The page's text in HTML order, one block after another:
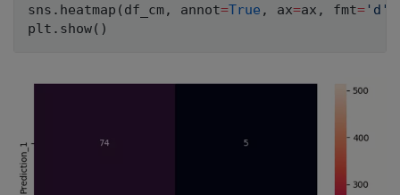
sns . heatmap ( df_cm, annot=True , ax=ax , fmt= 'd'
plt . show( )